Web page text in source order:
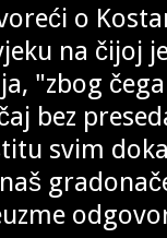
o
na čijoj
"zbog
bez
svim